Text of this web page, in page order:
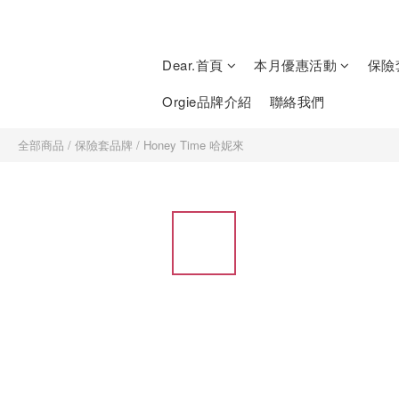
Dear.首頁 本月優惠活動
保險
Orgie品牌介紹
聯絡我們
全部商品 / 保險套品牌 / Honey Time 哈妮來